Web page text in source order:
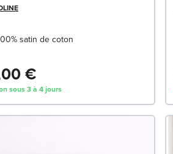
satin de coton
€
sous 3 à 4 jours